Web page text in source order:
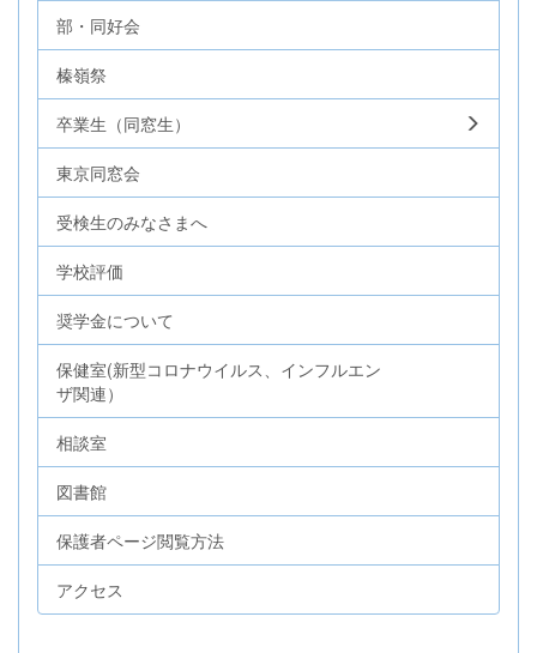
部・同好会
榛嶺祭
卒業生（同窓生）
東京同窓会
受検生のみなさまへ
学校評価
奨学金について
保健室(新型コロナウイルス、インフルエン
ザ関連）
相談室
図書館
保護者ページ閲覧方法
アクセス